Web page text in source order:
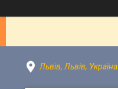
Львів, Львів, Україна